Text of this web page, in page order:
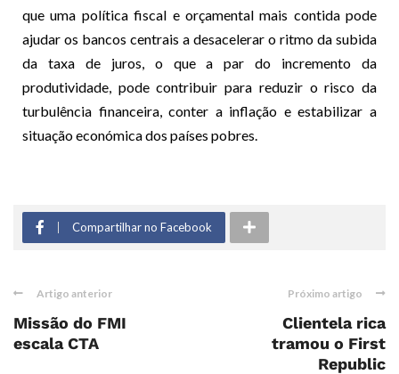
que uma política fiscal e orçamental mais contida pode
ajudar os bancos centrais a desacelerar o ritmo da subida
da taxa de juros, o que a par do incremento da
produtividade, pode contribuir para reduzir o risco da
turbulência financeira, conter a inflação e estabilizar a
situação económica dos países pobres.
Compartilhar no Facebook
Artigo anterior
Missão do FMI
escala CTA
Próximo artigo
Clientela rica
tramou o First
Republic